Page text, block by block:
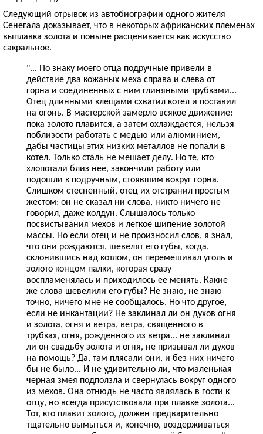
Следующий отрывок из автобиографии одного жителя
Сенегала доказывает, что в некоторых африканских племенах
выплавка золота и поныне расценивается как искусство
сакральное.
"... По знаку моего отца подручные привели в
действие два кожаных меха справа и слева от
горна и соединенных с ним глиняными трубками...
Отец длинными клещами схватил котел и поставил
на огонь. В мастерской замерло всякое движение:
пока золото плавится, а затем охлаждается, нельзя
поблизости работать с медью или алюминием,
дабы частицы этих низких металлов не попали в
котел. Только сталь не мешает делу. Но те, кто
хлопотали близ нее, закончили работу или
подошли к подручным, стоявшим вокруг горна.
Слишком стесненный, отец их отстранил простым
жестом: он не сказал ни слова, никто ничего не
говорил, даже колдун. Слышалось только
посвистывания мехов и легкое шипение золотой
массы. Но если отец и не произносил слов, я знал,
что они рождаются, шевелят его губы, когда,
склонившись над котлом, он перемешивал уголь и
золото концом палки, которая сразу
воспламенялась и приходилось ее менять. Какие
же слова шевелили его губы? Не знаю, не знаю
точно, ничего мне не сообщалось. Но что другое,
если не инкантации? Не заклинал ли он духов огня
и золота, огня и ветра, ветра, священного в
трубках, огня, рожденного из ветра... не заклинал
ли он свадьбу золота и огня, не призывал ли духов
на помощь? Да, там плясали они, и без них ничего
бы не было... И не удивительно ли, что маленькая
черная змея подползла и свернулась вокруг одного
из мехов. Она отнюдь не часто являлась в гости к
отцу, но всегда присутствовала при плавке золота...
Тот, кто плавит золото, должен предварительно
тщательно вымыться и, конечно, воздерживаться